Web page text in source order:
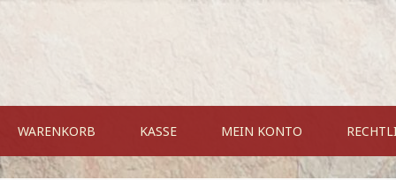
WARENKORB KASSE MEIN KONTO